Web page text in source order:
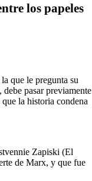
los papeles
que le pregunta su
pasar previamente
la historia condena
Zapiski (El
de Marx, y que fue